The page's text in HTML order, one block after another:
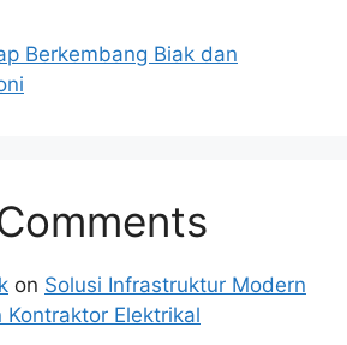
Berkembang Biak dan
on Solusi Infrastruktur Modern
Kontraktor Elektrikal